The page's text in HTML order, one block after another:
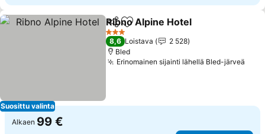
Suosittu valinta
Jaa Lisää suosikkeihin
Ribno Alpine Hotel
3 Tähtiluokitus
8,6 Loistava
2 528
Bled
Erinomainen sijainti lähellä Bled-järveä
Alkaen 99 €